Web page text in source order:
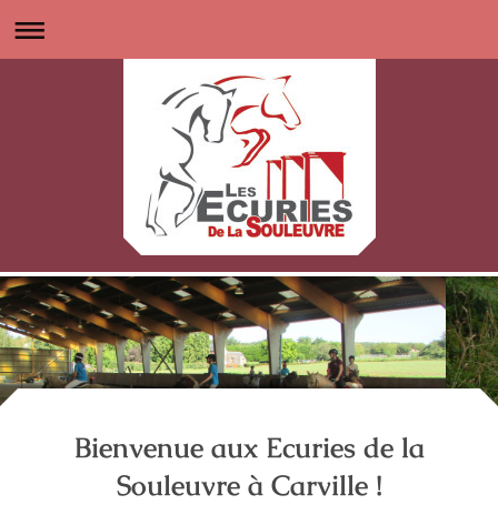
Bienvenue aux Ecuries de la
Souleuvre à Carville !